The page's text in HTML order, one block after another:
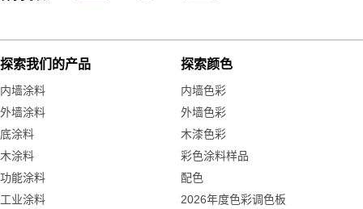
探索我们的产品
内墙涂料
外墙涂料
底涂料
木涂料
功能涂料
工业涂料
探索颜色
内墙色彩
外墙色彩
木漆色彩
彩色涂料样品
配色
2026年度色彩调色板